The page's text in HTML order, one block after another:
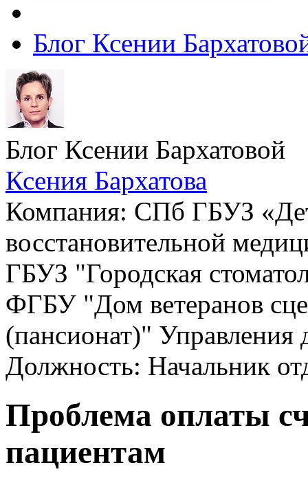
Блог Ксении
Блог Ксении Бархатовой
Ксения Бархатова
Компания: СПб ГБУЗ
восстановительной
ГБУЗ "Городская
ФГБУ "Дом ветеранов
(пансионат)"
Должность: Начальник
Проблема оплаты
пациентам